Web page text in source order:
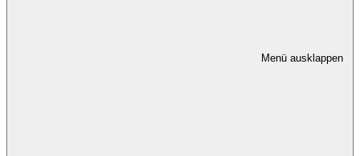
Menü ausklappen